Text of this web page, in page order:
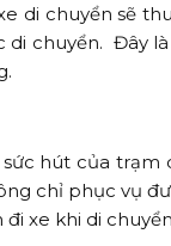
di chuyển sẽ
di chuyển. Đây
hút của
chỉ phục vụ
xe khi di